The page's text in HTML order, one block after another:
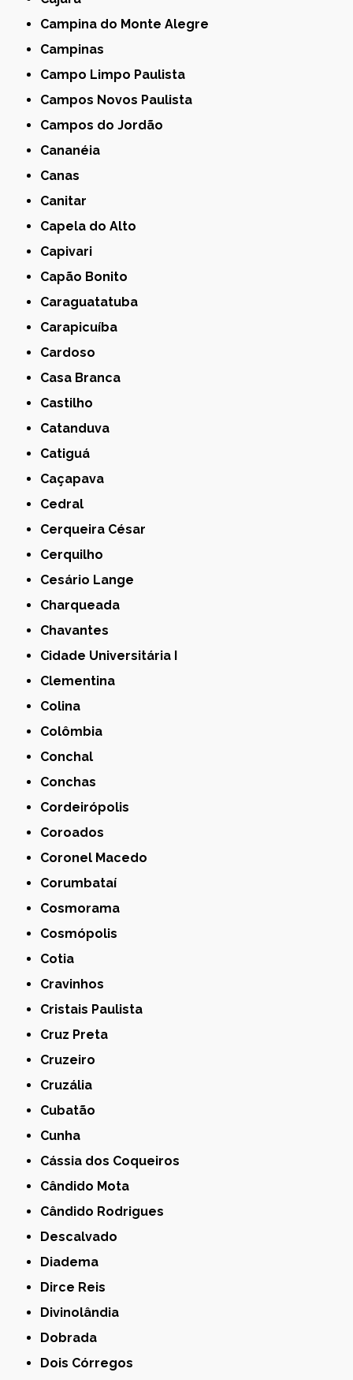
Campina do Monte Alegre
Campinas
Campo Limpo Paulista
Campos Novos Paulista
Campos do Jordão
Cananéia
Canas
Canitar
Capela do Alto
Capivari
Capão Bonito
Caraguatatuba
Carapicuíba
Cardoso
Casa Branca
Castilho
Catanduva
Catiguá
Caçapava
Cedral
Cerqueira César
Cerquilho
Cesário Lange
Charqueada
Chavantes
Cidade Universitária I
Clementina
Colina
Colômbia
Conchal
Conchas
Cordeirópolis
Coroados
Coronel Macedo
Corumbataí
Cosmorama
Cosmópolis
Cotia
Cravinhos
Cristais Paulista
Cruz Preta
Cruzeiro
Cruzália
Cubatão
Cunha
Cássia dos Coqueiros
Cândido Mota
Cândido Rodrigues
Descalvado
Diadema
Dirce Reis
Divinolândia
Dobrada
Dois Córregos